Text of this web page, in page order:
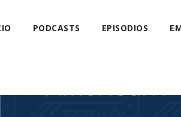
PODCASTS EPISODIOS
American